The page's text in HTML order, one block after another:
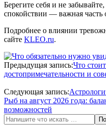
Берегите себя и не
спокойствии — важная часть
Подробнее о влиянии
сайте KLEO.ru.
2026-
06-
09
Предыдущая запись:Что
достопримечательности и
Следующая запись:
Рыб на август 2026 года:
возможностей
Поиск